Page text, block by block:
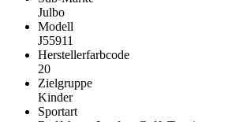
Julbo
Modell
J55911
Herstellerfarbcode
20
Zielgruppe
Kinder
Sportart